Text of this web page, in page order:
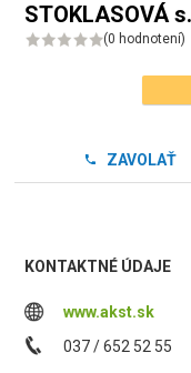
STOKLASOVÁ
(0 hodnotení)
ZAVOLAŤ
KONTAKTNÉ ÚDAJE
www.akst.sk
037 / 652 52 55